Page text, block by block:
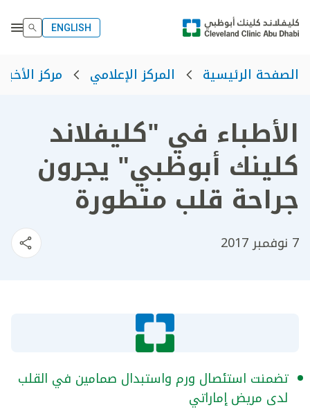
ENGLISH
الصفحة الرئيسية المركز الإعلامي مركز الأخبار
الأطباء في "كليفلاند
كلينك أبوظبي" يجرون
جراحة قلب متطورة
7 نوفمبر 2017
تضمنت استئصال ورم واستبدال صمامين في القلب
لدى مريض إماراتي